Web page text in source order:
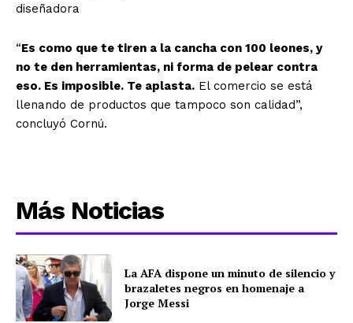
diseñadora
“Es como que te tiren a la cancha con 100 leones, y
no te den herramientas, ni forma de pelear contra
eso. Es imposible. Te aplasta. El comercio se está
llenando de productos que tampoco son calidad”,
concluyó Cornú.
Más Noticias
La AFA dispone un minuto de silencio y
brazaletes negros en homenaje a
Jorge Messi